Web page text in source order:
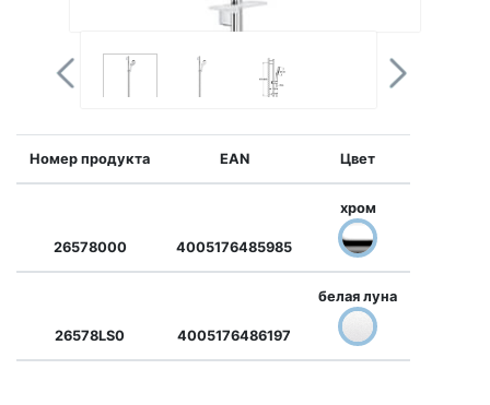
Номер продукта EAN Цвет
26578000 4005176485985
хром
26578LS0 4005176486197
белая луна